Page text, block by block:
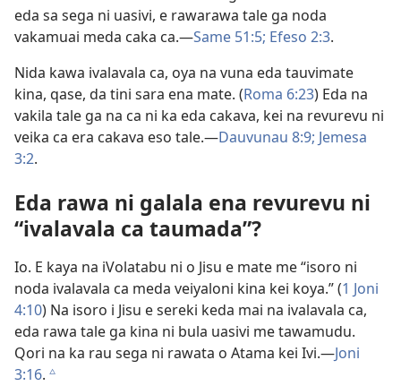
eda sa sega ni uasivi, e rawarawa tale ga noda
vakamuai meda caka ca.—Same 51:5; Efeso 2:3.
Nida kawa ivalavala ca, oya na vuna eda tauvimate
kina, qase, da tini sara ena mate. (Roma 6:23) Eda na
vakila tale ga na ca ni ka eda cakava, kei na revurevu ni
veika ca era cakava eso tale.—Dauvunau 8:9; Jemesa
3:2.
Eda rawa ni galala ena revurevu ni
“ivalavala ca taumada”?
Io. E kaya na iVolatabu ni o Jisu e mate me “isoro ni
noda ivalavala ca meda veiyaloni kina kei koya.” (1 Joni
4:10) Na isoro i Jisu e sereki keda mai na ivalavala ca,
eda rawa tale ga kina ni bula uasivi me tawamudu.
Qori na ka rau sega ni rawata o Atama kei Ivi.—Joni
3:16. c